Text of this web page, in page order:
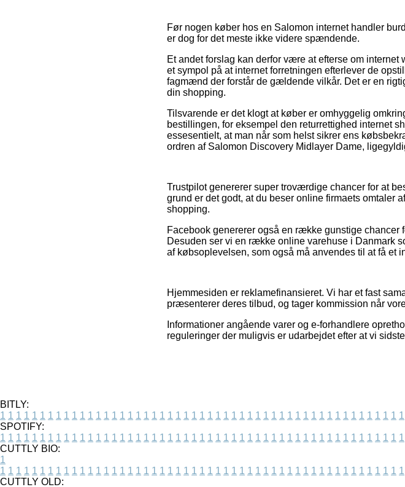
Før nogen køber hos en Salomon internet handler
er dog for det meste ikke videre spændende.
Et andet forslag kan derfor være at efterse om
et sympol på at internet forretningen efterlever de
fagmænd der forstår de gældende vilkår. Det er en
din shopping.
Tilsvarende er det klogt at køber er omhyggelig
bestillingen, for eksempel den returrettighed internet
essesentielt, at man når som helst sikrer ens
ordren af Salomon Discovery Midlayer Dame,
Trustpilot genererer super troværdige chancer for at
grund er det godt, at du beser online firmaets
shopping.
Facebook genererer også en række gunstige chancer
Desuden ser vi en række online varehuse i Danmark
af købsoplevelsen, som også må anvendes til at få et
Hjemmesiden er reklamefinansieret. Vi har et fast
præsenterer deres tilbud, og tager kommission når
Informationer angående varer og e-forhandlere
reguleringer der muligvis er udarbejdet efter at vi
BITLY:
1 1 1 1 1 1 1 1 1 1 1 1 1 1 1 1 1 1 1 1 1 1 1 1 1 1 1 1 1 1 1 1 1 1 1 1 1 1 1 1 1 1 1 1 1 1 1 1 1 1 1
SPOTIFY:
1 1 1 1 1 1 1 1 1 1 1 1 1 1 1 1 1 1 1 1 1 1 1 1 1 1 1 1 1 1 1 1 1 1 1 1 1 1 1 1 1 1 1 1 1 1 1 1 1 1 1
CUTTLY BIO:
1
1 1 1 1 1 1 1 1 1 1 1 1 1 1 1 1 1 1 1 1 1 1 1 1 1 1 1 1 1 1 1 1 1 1 1 1 1 1 1 1 1 1 1 1 1 1 1 1 1 1 1
CUTTLY OLD: